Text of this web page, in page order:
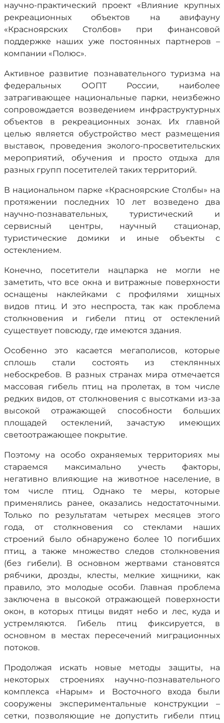
научно-практический проект «Влияние крупных
рекреационных объектов на авифауну
«Красноярских Столбов» при финансовой
поддержке наших уже постоянных партнеров –
компании «Полюс».
Активное развитие познавательного туризма на
федеральных ООПТ России, наиболее
затрагивающее национальные парки, неизбежно
сопровождается возведением инфраструктурных
объектов в рекреационных зонах. Их главной
целью является обустройство мест размещения
выставок, проведения эколого-просветительских
мероприятий, обучения и просто отдыха для
разных групп посетителей таких территорий.
В национальном парке «Красноярские Столбы» на
протяжении последних 10 лет возведено два
научно-познавательных, туристический и
сервисный центры, научный стационар,
туристические домики и иные объекты с
остеклением.
Конечно, посетители нацпарка не могли не
заметить, что все окна и витражные поверхности
оснащены наклейками с профилями хищных
видов птиц. И это неспроста, так как проблема
столкновения и гибели птиц от остеклений
существует повсюду, где имеются здания.
Особенно это касается мегаполисов, которые
сплошь стали состоять из стеклянных
небоскребов. В разных странах мира отмечается
массовая гибель птиц на пролетах, в том числе
редких видов, от столкновения с высотками из-за
высокой отражающей способности больших
площадей остеклений, зачастую имеющих
светоотражающее покрытие.
Поэтому на особо охраняемых территориях мы
стараемся максимально учесть факторы,
негативно влияющие на животное население, в
том числе птиц. Однако те меры, которые
применялись ранее, оказались недостаточными.
Только по результатам четырех месяцев этого
года, от столкновения со стеклами наших
строений было обнаружено более 10 погибших
птиц, а также множество следов столкновения
(без гибели). В основном жертвами становятся
рябчики, дрозды, клесты, мелкие хищники, как
правило, это молодые особи. Главная проблема
заключена в высокой отражающей поверхности
окон, в которых птицы видят небо и лес, куда и
устремляются. Гибель птиц фиксируется, в
основном в местах пересечений миграционных
потоков.
Продолжая искать новые методы защиты, на
некоторых строениях научно-познавательного
комплекса «Нарым» и Восточного входа были
сооружены экспериментальные конструкции –
сетки, позволяющие не допустить гибели птиц